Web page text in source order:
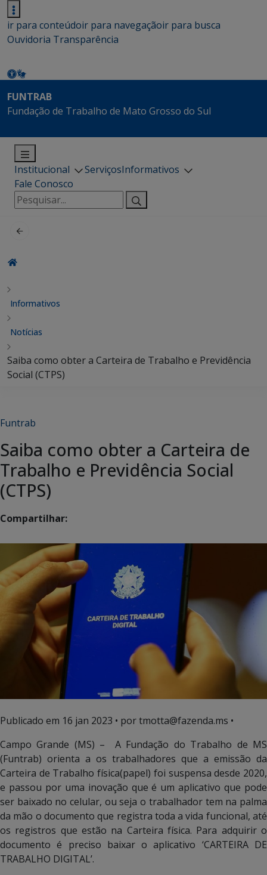
ir para conteúdoir para navegaçãoir para busca
Ouvidoria Transparência
FUNTRAB
Fundação de Trabalho de Mato Grosso do Sul
Institucional ServiçosInformativos
Fale Conosco
Pesquisar
por:
Informativos
Notícias
Saiba como obter a Carteira de Trabalho e Previdência
Social (CTPS)
Funtrab
Saiba como obter a Carteira de
Trabalho e Previdência Social
(CTPS)
Compartilhar:
Publicado em 16 jan 2023 • por tmotta@fazenda.ms •
Campo Grande (MS) – A Fundação do Trabalho de MS
(Funtrab) orienta a os trabalhadores que a emissão da
Carteira de Trabalho física(papel) foi suspensa desde 2020,
e passou por uma inovação que é um aplicativo que pode
ser baixado no celular, ou seja o trabalhador tem na palma
da mão o documento que registra toda a vida funcional, até
os registros que estão na Carteira física. Para adquirir o
documento é preciso baixar o aplicativo ‘CARTEIRA DE
TRABALHO DIGITAL’.